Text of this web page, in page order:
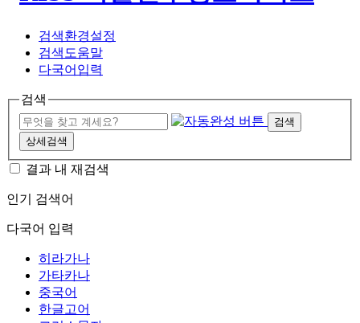
검색환경설정
검색도움말
다국어입력
검색
검색
상세검색
결과 내 재검색
인기 검색어
다국어 입력
히라가나
가타카나
중국어
한글고어